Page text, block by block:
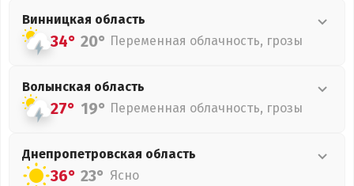
Винницкая область
34° 20° Переменная облачность, грозы
Волынская область
27° 19° Переменная облачность, грозы
Днепропетровская область
36° 23° Ясно